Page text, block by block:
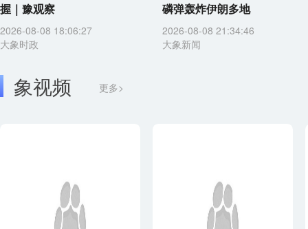
握｜豫观察
2026-08-08 18:06:27
大象时政
磷弹轰炸伊朗多地
2026-08-08 21:34:46
大象新闻
象视频 更多>